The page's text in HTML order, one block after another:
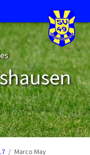
Marco May